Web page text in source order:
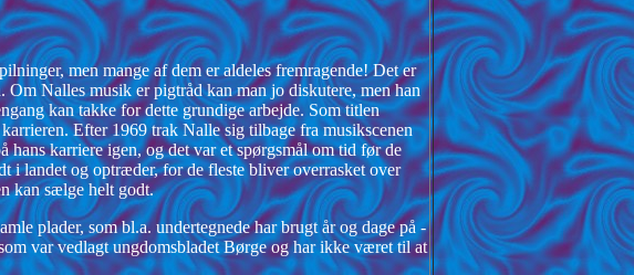
men mange af dem er aldeles fremragende! Det er
Nalles musik er pigtråd kan man jo diskutere, men han
kan takke for dette grundige arbejde. Som titlen
Efter 1969 trak Nalle sig tilbage fra musikscenen
karriere igen, og det var et spørgsmål om tid før de
i landet og optræder, for de fleste bliver overrasket over
kan sælge helt godt.
plader, som bl.a. undertegnede har brugt år og dage på -
var vedlagt ungdomsbladet Børge og har ikke været til at